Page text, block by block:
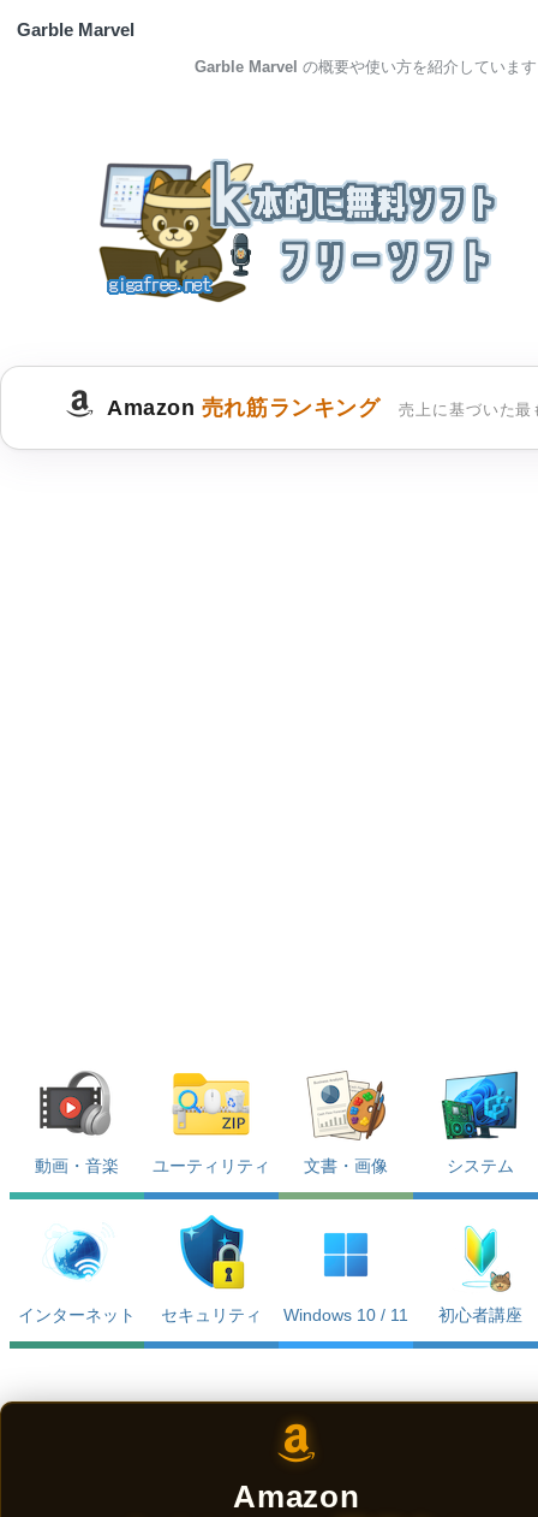
Garble Marvel
Garble Marvel の概要や使い方を紹介しています
Amazon 売れ筋ランキング 売上に基づいた最
動画・音楽 ユーティリティ 文書・画像 システム
インターネット セキュリティ Windows 10 / 11 初心者講座
Amazon